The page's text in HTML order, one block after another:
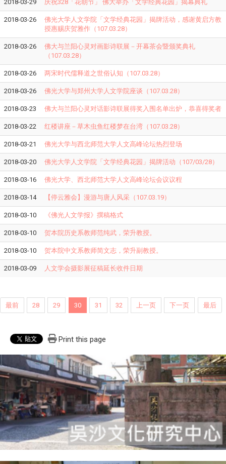
2018-03-29 庆祝328「花朝节」 佛大举办「文学经典花园」揭幕典礼
2018-03-26
佛光大学人文学院「文学经典花园」揭牌活动，感谢黄启方教
授惠赐庆贺雅作（107.03.28）
2018-03-26
佛大与兰阳心灵对画影诗联展－开幕茶会暨颁奖典礼
（107.03.28）
2018-03-26 两宋时代儒释道之世俗认知（107.03.28）
2018-03-26 佛光大学与郑州大学人文学院座谈（107.03.28）
2018-03-23 佛大与兰阳心灵对话影诗联展得奖入围名单出炉，恭喜得奖者
2018-03-22 红楼讲座－草木虫鱼红楼梦在台湾（107.03.28）
2018-03-21 佛光大学与西北师范大学人文高峰论坛热烈登场
2018-03-20 佛光大学人文学院「文学经典花园」揭牌活动（107/03/28）
2018-03-16 佛光大学、西北师范大学人文高峰论坛会议议程
2018-03-14 【停云雅会】漫游与唐人风采（107.03.19）
2018-03-10 《佛光人文学报》撰稿格式
2018-03-10 贺本院历史系教师范纯武，荣升教授。
2018-03-10 贺本院中文系教师简文志，荣升副教授。
2018-03-09 人文学会摄影展征稿延长收件日期
最前 28 29 30 31 32 上一页 下一页 最后
Print this page